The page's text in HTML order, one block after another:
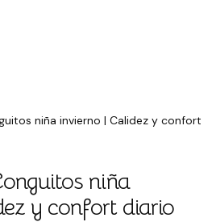
niña invierno | Calidez y confort
niña
y confort diario